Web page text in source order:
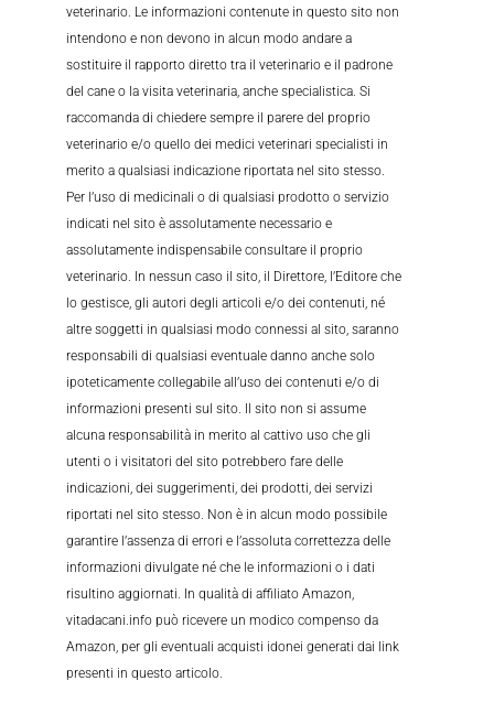
veterinario. Le informazioni contenute in questo sito non
intendono e non devono in alcun modo andare a
sostituire il rapporto diretto tra il veterinario e il padrone
del cane o la visita veterinaria, anche specialistica. Si
raccomanda di chiedere sempre il parere del proprio
veterinario e/o quello dei medici veterinari specialisti in
merito a qualsiasi indicazione riportata nel sito stesso.
Per l’uso di medicinali o di qualsiasi prodotto o servizio
indicati nel sito è assolutamente necessario e
assolutamente indispensabile consultare il proprio
veterinario. In nessun caso il sito, il Direttore, l’Editore che
lo gestisce, gli autori degli articoli e/o dei contenuti, né
altre soggetti in qualsiasi modo connessi al sito, saranno
responsabili di qualsiasi eventuale danno anche solo
ipoteticamente collegabile all’uso dei contenuti e/o di
informazioni presenti sul sito. Il sito non si assume
alcuna responsabilità in merito al cattivo uso che gli
utenti o i visitatori del sito potrebbero fare delle
indicazioni, dei suggerimenti, dei prodotti, dei servizi
riportati nel sito stesso. Non è in alcun modo possibile
garantire l’assenza di errori e l’assoluta correttezza delle
informazioni divulgate né che le informazioni o i dati
risultino aggiornati. In qualità di affiliato Amazon,
vitadacani.info può ricevere un modico compenso da
Amazon, per gli eventuali acquisti idonei generati dai link
presenti in questo articolo.